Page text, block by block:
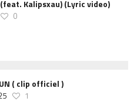
Kalipsxau) (Lyric video)
0
( clip officiel )
1